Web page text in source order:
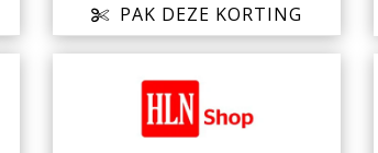
PAK DEZE KORTING